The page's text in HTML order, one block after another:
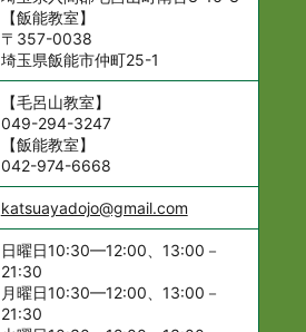
【飯能教室】
〒357-0038
埼玉県飯能市仲町25-1
【毛呂山教室】
049-294-3247
【飯能教室】
042-974-6668
katsuayadojo@gmail.com
日曜日10:30—12:00、13:00－
21:30
月曜日10:30—12:00、13:00－
21:30